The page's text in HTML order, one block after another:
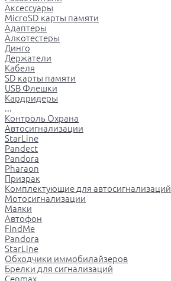
Аксессуары
MicroSD карты памяти
Адаптеры
Алкотестеры
Динго
Держатели
Кабеля
SD карты памяти
USB Флешки
Кардридеры
...
Контроль Охрана
Автосигнализации
StarLine
Pandect
Pandora
Pharaon
Призрак
Комплектующие для автосигнализаций
Мотосигнализации
Маяки
Автофон
FindMe
Pandora
StarLine
Обходчики иммобилайзеров
Брелки для сигнализаций
Cenmax